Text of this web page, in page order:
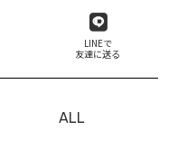
LINEで
友達に送る
ALL